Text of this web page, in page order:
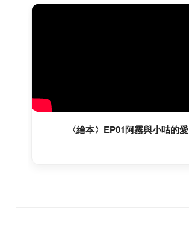
〈繪本〉EP01阿霧與小咕的愛